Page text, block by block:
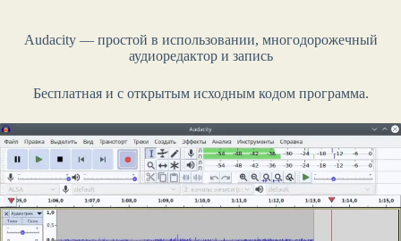
Audacity — простой в использовании, многодорожечный
аудиоредактор и запись
Бесплатная и с открытым исходным кодом программа.